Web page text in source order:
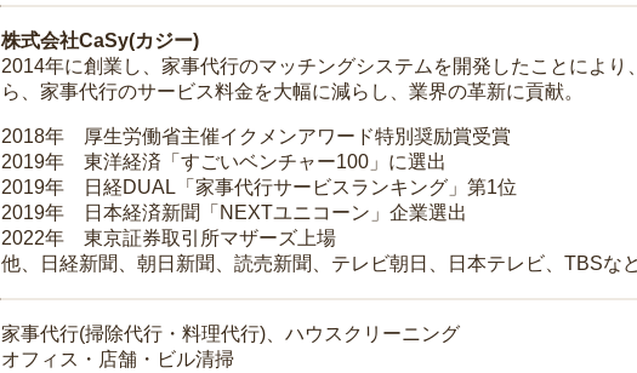
株式会社CaSy(カジー)
2014年に創業し、家事代行のマッチングシステムを開発したことによ
ら、家事代行のサービス料金を大幅に減らし、業界の革新に貢献。
2018年 厚生労働省主催イクメンアワード特別奨励賞受賞
2019年 東洋経済「すごいベンチャー100」に選出
2019年 日経DUAL「家事代行サービスランキング」第1位
2019年 日本経済新聞「NEXTユニコーン」企業選出
2022年 東京証券取引所マザーズ上場
他、日経新聞、朝日新聞、読売新聞、テレビ朝日、日本テレビ、TBSな
家事代行(掃除代行・料理代行)、ハウスクリーニング
オフィス・店舗・ビル清掃